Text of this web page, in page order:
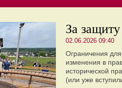
За защиту
02.06.2026 09:40
Ограничения
изменения в
исторической
(или уже